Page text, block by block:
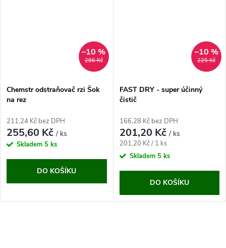
286 Kč
–10 %
Chemstr odstraňovač rzi Šok
na rez
211,24 Kč bez DPH
255,60 Kč/ ks
Skladem 5 ks
DO KOŠÍKU
225 Kč
–10 %
FAST DRY - super účinný
čistič
166,28 Kč bez DPH
201,20 Kč/ ks
Měrná
cena:
201,20 Kč / 1 ks
Skladem 5 ks
DO KOŠÍKU